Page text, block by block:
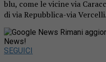
blu, come le vicine via
di via Repubblica-via Vercelli.
Rimani
News!
SEGUICI